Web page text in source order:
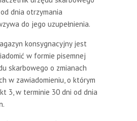
dnia otrzymania
do jego uzupełnienia.
konsygnacyjny jest
w formie pisemnej
skarbowego o zmianach
w zawiadomieniu, o którym
3, w terminie 30 dni od dnia